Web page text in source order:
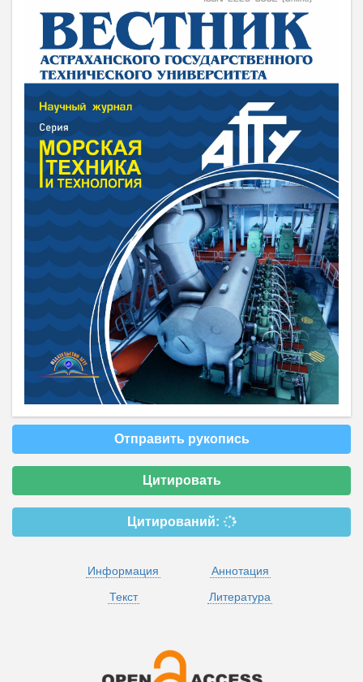
Отправить рукопись
Цитировать
Цитирований:
Информация
Аннотация
Текст
Литература